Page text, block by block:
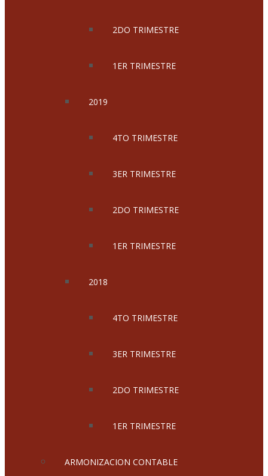
2DO TRIMESTRE
1ER TRIMESTRE
2019
4TO TRIMESTRE
3ER TRIMESTRE
2DO TRIMESTRE
1ER TRIMESTRE
2018
4TO TRIMESTRE
3ER TRIMESTRE
2DO TRIMESTRE
1ER TRIMESTRE
ARMONIZACION CONTABLE